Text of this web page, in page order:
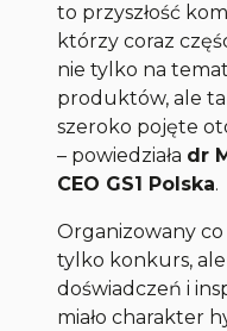
to przyszłość
którzy coraz
nie tylko na
produktów, ale
szeroko pojęte
– powiedziała dr
CEO GS1 Polska.
Organizowany
tylko konkurs,
doświadczeń i
miało charakter